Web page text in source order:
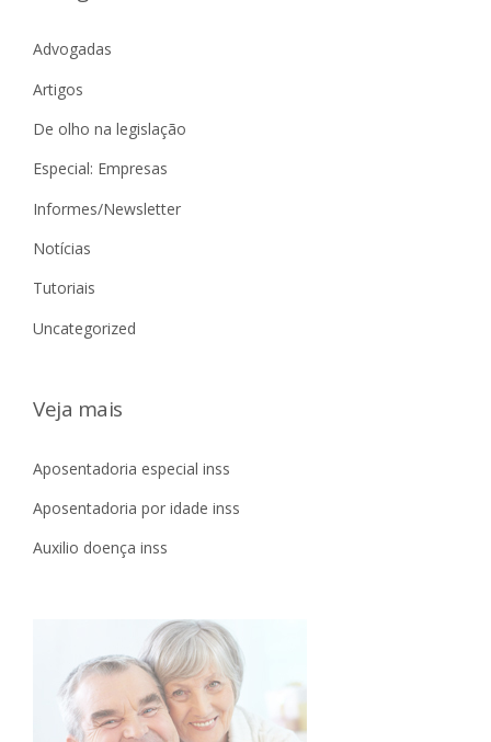
Advogadas
Artigos
De olho na legislação
Especial: Empresas
Informes/Newsletter
Notícias
Tutoriais
Uncategorized
Veja mais
Aposentadoria especial inss
Aposentadoria por idade inss
Auxilio doença inss